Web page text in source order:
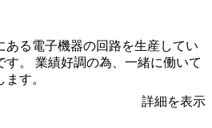
ある電子機器の回路を生産してい
す。 業績好調の為、一緒に働いて
す。
詳細を表示